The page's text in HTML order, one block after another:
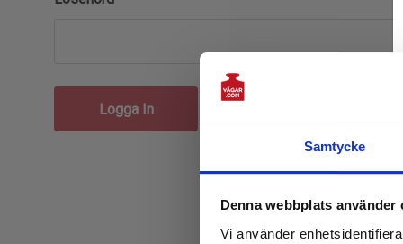
Samtycke
Denna webbplats använder
Vi använder